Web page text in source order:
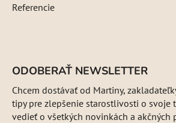
Referencie
ODOBERAŤ NEWSLETTER
Chcem dostávať od Martiny,
tipy pre zlepšenie starostlivosti o svoje
vedieť o všetkých novinkách a akčných